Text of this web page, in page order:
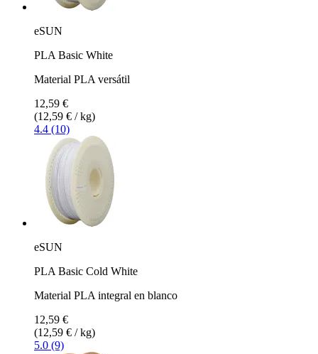
eSUN
PLA Basic White
Material PLA versátil
12,59 €
(12,59 € / kg)
4.4 (10)
eSUN
PLA Basic Cold White
Material PLA integral en blanco
12,59 €
(12,59 € / kg)
5.0 (9)